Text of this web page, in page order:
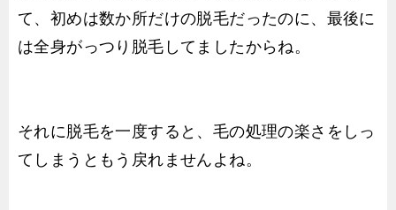
て、初めは数か所だけの脱毛だったのに、最後に
は全身がっつり脱毛してましたからね。
それに脱毛を一度すると、毛の処理の楽さをしっ
てしまうともう戻れませんよね。